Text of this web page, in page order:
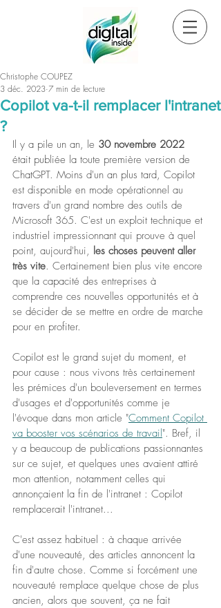
Copilot va-t-il remplacer l'intranet
?
Christophe COUPEZ
3 déc. 2023 7 min de lecture
Il y a pile un an, le 30 novembre 2022
était publiée la toute première version de
ChatGPT. Moins d'un an plus tard, Copilot
est disponible en mode opérationnel au
travers d'un grand nombre des outils de
Microsoft 365. C'est un exploit technique et
industriel impressionnant qui prouve à quel
point, aujourd'hui, les choses peuvent aller
très vite. Certainement bien plus vite encore
que la capacité des entreprises à
comprendre ces nouvelles opportunités et à
se décider de se mettre en ordre de marche
pour en profiter.
Copilot est le grand sujet du moment, et
pour cause : nous vivons très certainement
les prémices d'un bouleversement en termes
d'usages et d'opportunités comme je
l'évoque dans mon article "Comment Copilot
va booster vos scénarios de travail". Bref, il
y a beaucoup de publications passionnantes
sur ce sujet, et quelques unes avaient attiré
mon attention, notamment celles qui
annonçaient la fin de l'intranet : Copilot
remplacerait l'intranet...
C'est assez habituel : à chaque arrivée
d'une nouveauté, des articles annoncent la
fin d'autre chose. Comme si forcément une
nouveauté remplace quelque chose de plus
ancien, alors que souvent, ça ne fait